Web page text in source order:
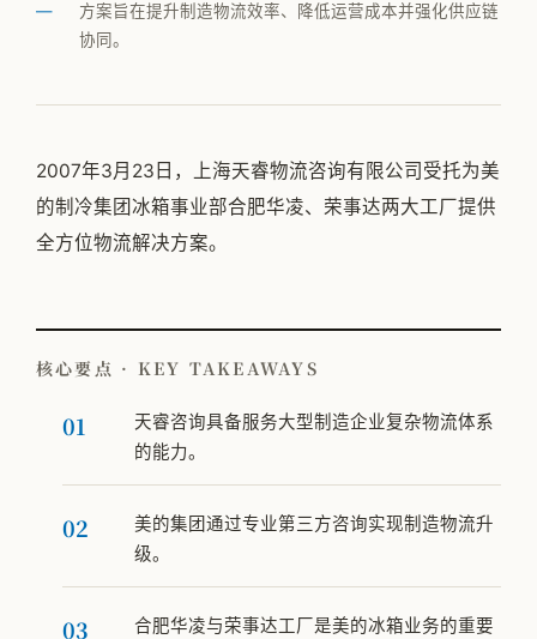
邱伏生
加入我们
方案旨在提升制造物流效率、降低运营成本并强化供应链
协同。
2007年3月23日，上海天睿物流咨询有限公司受托为美
的制冷集团冰箱事业部合肥华凌、荣事达两大工厂提供
全方位物流解决方案。
核心要点 · KEY TAKEAWAYS
天睿咨询具备服务大型制造企业复杂物流体系
的能力。
美的集团通过专业第三方咨询实现制造物流升
级。
合肥华凌与荣事达工厂是美的冰箱业务的重要